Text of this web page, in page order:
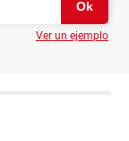
Ver un ejemplo